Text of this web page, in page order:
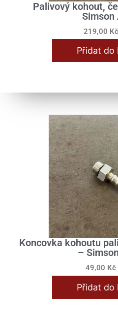
Palivový kohout,
Simson
219,00 Kč
Přidat do
Koncovka kohoutu
–
49,00 Kč
Přidat do